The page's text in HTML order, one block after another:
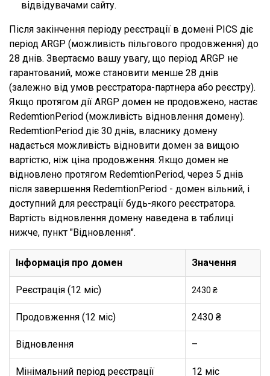
відвідувачами сайту.
Після закінчення періоду реєстрації в домені PICS діє
період ARGP (можливість пільгового продовження) до
28 днів. Звертаємо вашу увагу, що період ARGP не
гарантований, може становити менше 28 днів
(залежно від умов реєстратора-партнера або реєстру).
Якщо протягом дії ARGP домен не продовжено, настає
RedemtionPeriod (можливість відновлення домену).
RedemtionPeriod діє 30 днів, власнику домену
надається можливість відновити домен за вищою
вартістю, ніж ціна продовження. Якщо домен не
відновлено протягом RedemtionPeriod, через 5 днів
після завершення RedemtionPeriod - домен вільний, і
доступний для реєстрації будь-якого реєстратора.
Вартість відновлення домену наведена в таблиці
нижче, пункт "Відновлення".
Інформація про домен Значення
Реєстрація (12 міс) 2430 ₴
Продовження (12 міс) 2430 ₴
Відновлення –
Мінімальний період реєстрації 12 міс